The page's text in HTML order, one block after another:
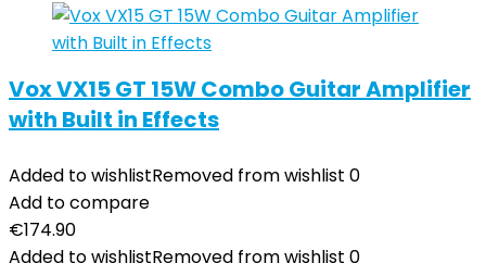
Vox VX15 GT 15W Combo Guitar Amplifier
with Built in Effects
Added to wishlistRemoved from wishlist 0
Add to compare
€174.90
Added to wishlistRemoved from wishlist 0